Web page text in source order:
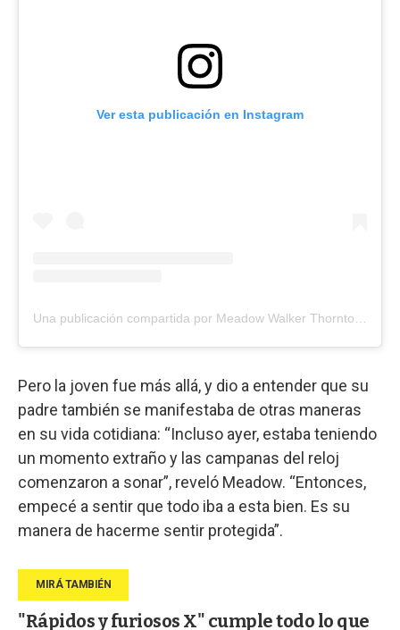
Ver esta publicación en Instagram
Pero la joven fue más allá, y dio a entender que su
padre también se manifestaba de otras maneras
en su vida cotidiana: “Incluso ayer, estaba teniendo
un momento extraño y las campanas del reloj
comenzaron a sonar”, reveló Meadow. “Entonces,
empecé a sentir que todo iba a esta bien. Es su
manera de hacerme sentir protegida”.
"Rápidos y furiosos X" cumple todo lo que